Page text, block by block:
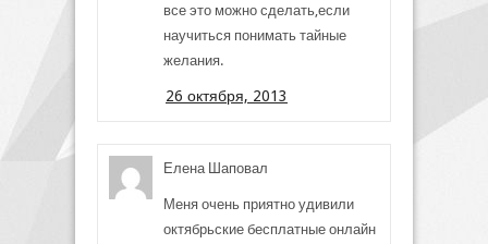
все это можно сделать,если
научиться понимать тайные
желания.
26 октября, 2013
Елена Шаповал
Меня очень приятно удивили
октябрьские бесплатные онлайн